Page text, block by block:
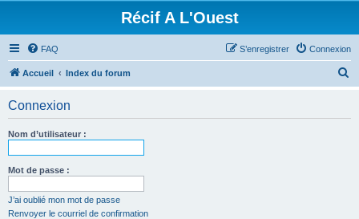
Récif A L'Ouest
FAQ Connexion
S’enregistrer
Accueil Index du forum
Connexion
Nom d’utilisateur :
Mot de passe :
J’ai oublié mon mot de passe
Renvoyer le courriel de confirmation